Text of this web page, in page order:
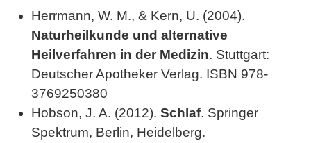
Herrmann, W. M., & Kern, U. (2004).
Naturheilkunde und alternative
Heilverfahren in der Medizin. Stuttgart:
Deutscher Apotheker Verlag. ISBN 978-
3769250380
Hobson, J. A. (2012). Schlaf. Springer
Spektrum, Berlin, Heidelberg.